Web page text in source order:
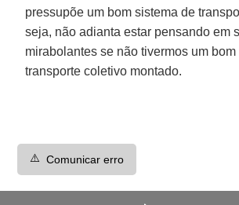
pressupõe um bom sistema de
seja, não adianta estar pensando em
mirabolantes se não tivermos um
transporte coletivo montado.
⚠️ Comunicar erro